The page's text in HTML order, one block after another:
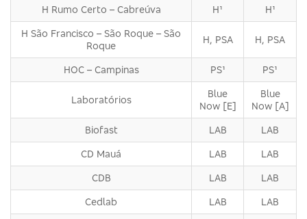
H Rumo Certo – Cabreúva H¹ H¹
H São Francisco – São Roque – São
Roque
H, PSA H, PSA
HOC – Campinas PS¹ PS¹
Laboratórios
Blue
Now [E]
Blue
Now [A]
Biofast LAB LAB
CD Mauá LAB LAB
CDB LAB LAB
Cedlab LAB LAB